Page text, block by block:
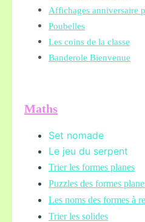
Affichages anniversaire
Poubelles
Les coins de la classe
Banderole Bienvenue
Maths
Set nomade
Le jeu du serpent
Trier les formes planes
Puzzles des formes
Les noms des formes à
Trier les solides